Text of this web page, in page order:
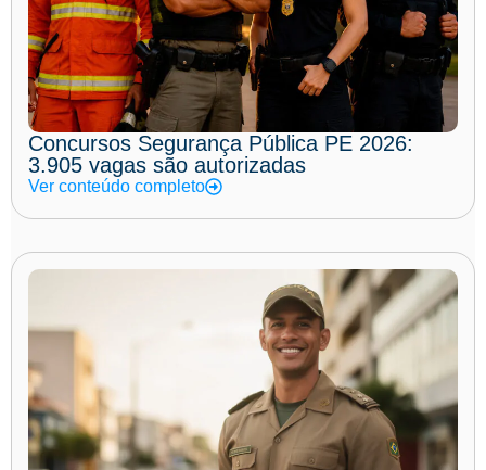
Concursos Segurança Pública PE 2026:
3.905 vagas são autorizadas
Ver conteúdo completo